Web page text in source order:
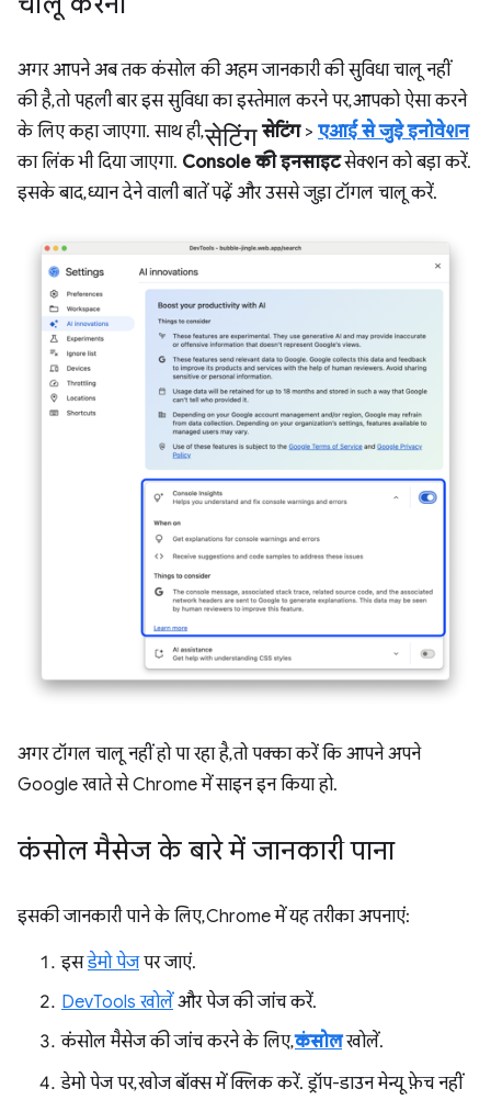
अगर आपने अब तक कंसोल की अहम जानकारी की सुविधा चालू नहीं
की है, तो पहली बार इस सुविधा का इस्तेमाल करने पर, आपको ऐसा करने
के लिए कहा जाएगा. साथ ही,सेटिंग सेटिंग> एआई से जुड़े इनोवेशन
का लिंक भी दिया जाएगा. Console की इनसाइटसेक्शन को बड़ा करें.
इसके बाद, ध्यान देने वाली बातें पढ़ें और उससे जुड़ा टॉगल चालू करें.
अगर टॉगल चालू नहीं हो पा रहा है, तो पक्का करें कि आपने अपने
Google खाते से Chrome में साइन इन किया हो.
कंसोल मैसेज के बारे में जानकारी पाना
इसकी जानकारी पाने के लिए, Chrome में यह तरीका अपनाएं:
इसडेमो पेजपर जाएं.
DevTools खोलेंऔर पेज की जांच करें.
कंसोल मैसेज की जांच करने के लिए,कंसोलखोलें.
डेमो पेज पर, खोज बॉक्स में क्लिक करें. ड्रॉप-डाउन मेन्यू फ़ेच नहीं